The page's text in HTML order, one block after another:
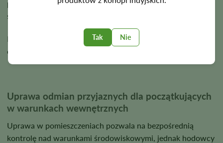
Tak Nie
pochodzące z różnych linii hodowlanych, co skutkuje
szeroką gamą budów roślin i wymagań uprawowych.
Profil konkretnej odmiany jest bardziej przydatny niż wybór
oparty wyłącznie na zawartości indica lub sativa.
Uprawa odmian przyjaznych dla początkujących
w warunkach wewnętrznych
Uprawa w pomieszczeniach pozwala na bezpośrednią
kontrolę nad warunkami środowiskowymi, jednak hodowcy